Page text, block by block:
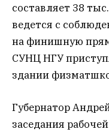
составляет 38
ведется с
на финишную
СУНЦ НГУ
здании
Губернатор
заседания